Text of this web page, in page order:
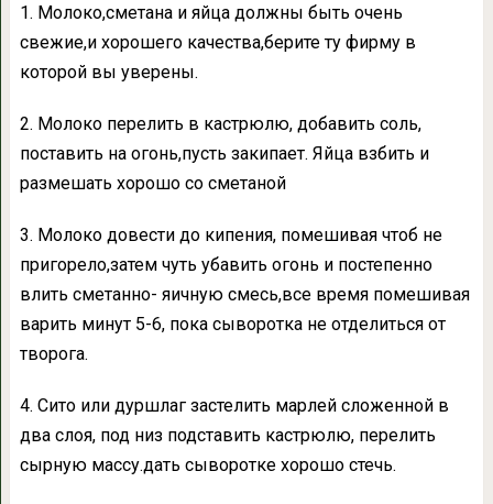
1. Молоко,сметана и яйца должны быть очень
свежие,и хорошего качества,берите ту фирму в
которой вы уверены.
2. Молоко перелить в кастрюлю, добавить соль,
поставить на огонь,пусть закипает. Яйца взбить и
размешать хорошо со сметаной
3. Молоко довести до кипения, помешивая чтоб не
пригорело,затем чуть убавить огонь и постепенно
влить сметанно- яичную смесь,все время помешивая
варить минут 5-6, пока сыворотка не отделиться от
творога.
4. Сито или дуршлаг застелить марлей сложенной в
два слоя, под низ подставить кастрюлю, перелить
сырную массу.дать сыворотке хорошо стечь.